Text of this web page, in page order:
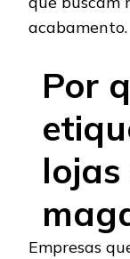
acabamento.
Por
lojas
Empresas